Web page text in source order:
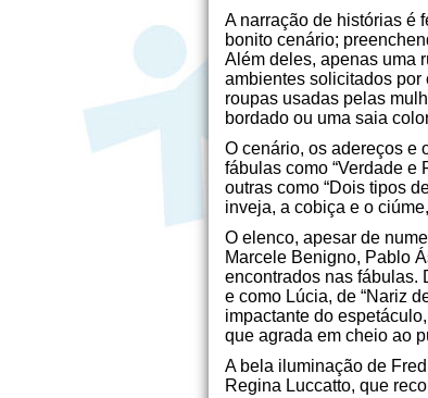
A narração de histórias é
bonito cenário;
Além deles, apenas uma
ambientes solicitados
roupas usadas pelas
bordado ou uma saia
O cenário, os adereços e
fábulas como “Verdade e
outras como “Dois tipos
inveja, a cobiça e o
O elenco, apesar de
Marcele Benigno, Pablo
encontrados nas fábulas.
e como Lúcia, de “Nariz
impactante do
que agrada em cheio ao
A bela iluminação de
Regina Luccatto, que